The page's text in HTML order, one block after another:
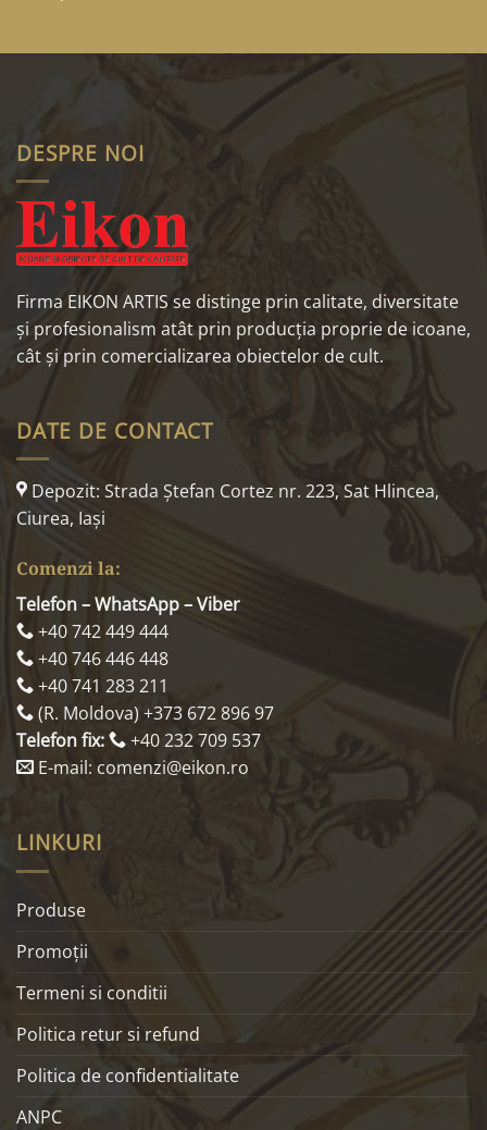
DESPRE NOI
Firma EIKON ARTIS se distinge prin calitate, diversitate
și profesionalism atât prin producția proprie de icoane,
cât și prin comercializarea obiectelor de cult.
DATE DE CONTACT
Depozit: Strada Ştefan Cortez nr. 223, Sat Hlincea,
Ciurea, Iaşi
Comenzi la:
Telefon – WhatsApp – Viber
+40 742 449 444
+40 746 446 448
+40 741 283 211
(R. Moldova) +373 672 896 97
Telefon fix:
+40 232 709 537
E-mail: comenzi@eikon.ro
LINKURI
Produse
Promoţii
Termeni si conditii
Politica retur si refund
Politica de confidentialitate
ANPC